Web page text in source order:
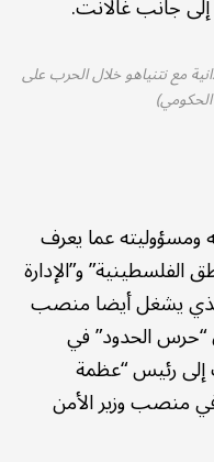
مع نتنياهو خلال الحرب على
ومسؤوليته عما يعرف
و”الإدارة
الذي يشغل أيضا منصب
“حرس الحدود” في
إلى رئيس “عظمة
منصب وزير الأمن